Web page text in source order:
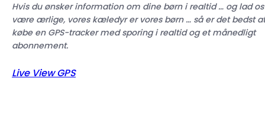
Hvis du ønsker information om dine børn i realtid … og lad os
være ærlige, vores kæledyr er vores børn … så er det bedst at
købe en GPS-tracker med sporing i realtid og et månedligt
abonnement.
Live View GPS